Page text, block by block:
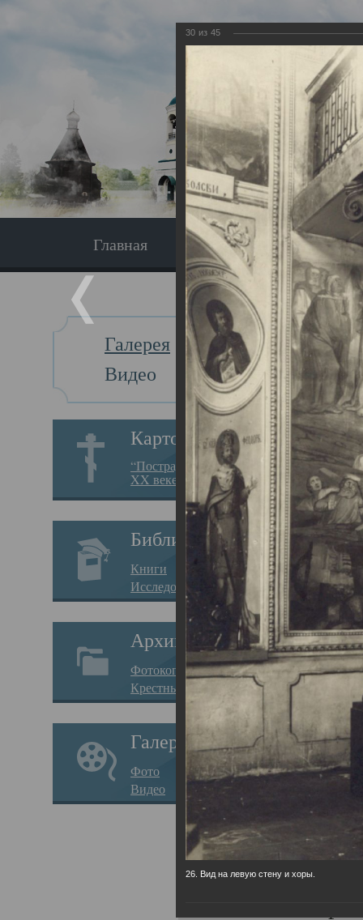
Главная Экскурсия
Галерея
Видео
Картотека
“Пострадавшие за веру в
XX веке на Севере”
Библиотека
Книги
Исследования
Архив
Фотокопии дел
Крестные ходы
Галерея
Фото
Видео
Главная
30 из 45
26. Вид на левую стену и хоры.